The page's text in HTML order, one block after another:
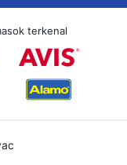
terkenal